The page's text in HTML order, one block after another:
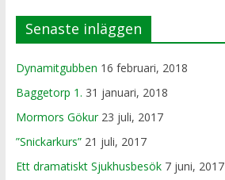
Senaste inläggen
Dynamitgubben 16 februari, 2018
Baggetorp 1. 31 januari, 2018
Mormors Gökur 23 juli, 2017
”Snickarkurs” 21 juli, 2017
Ett dramatiskt Sjukhusbesök 7 juni, 2017